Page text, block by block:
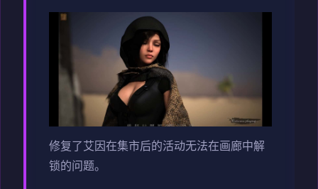
修复了艾因在集市后的活动无法在画廊中解
锁的问题。